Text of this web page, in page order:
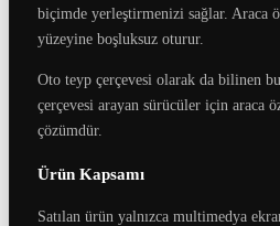
biçimde yerleştirmenizi sağlar. Araca
yüzeyine boşluksuz oturur.
Oto teyp çerçevesi olarak da bilinen
çerçevesi arayan sürücüler için araca
çözümdür.
Ürün Kapsamı
Satılan ürün yalnızca multimedya